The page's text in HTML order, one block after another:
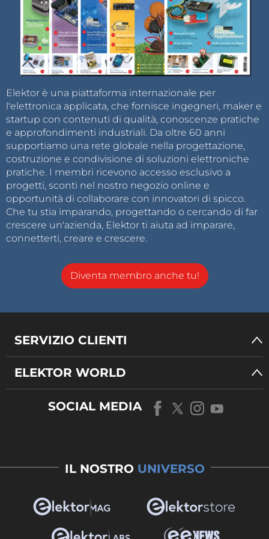
Elektor è una piattaforma internazionale per
l'elettronica applicata, che fornisce ingegneri, maker e
startup con contenuti di qualità, conoscenze pratiche
e approfondimenti industriali. Da oltre 60 anni
supportiamo una rete globale nella progettazione,
costruzione e condivisione di soluzioni elettroniche
pratiche. I membri ricevono accesso esclusivo a
progetti, sconti nel nostro negozio online e
opportunità di collaborare con innovatori di spicco.
Che tu stia imparando, progettando o cercando di far
crescere un'azienda, Elektor ti aiuta ad imparare,
connetterti, creare e crescere.
Diventa membro anche tu!
SERVIZIO CLIENTI
ELEKTOR WORLD
SOCIAL MEDIA
IL NOSTRO UNIVERSO